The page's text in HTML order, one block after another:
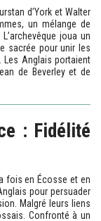
d’York et Walter
un mélange de
joua un
sacrée pour unir les
Les Anglais portaient
de Beverley et de
: Fidélité
fois en Écosse et en
pour persuader
Malgré leurs liens
Confronté à un